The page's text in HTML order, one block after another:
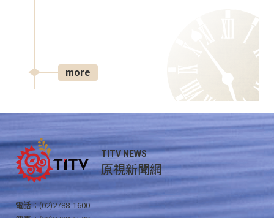
more
TITV NEWS
原視新聞網
電話：(02)2788-1600